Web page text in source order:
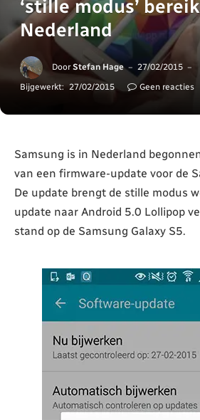
‘stille modus’
Nederland
Door Stefan Hage
27/02/2015
Bijgewerkt: 27/02/2015 Geen reacties
Samsung is in Nederland
van een firmware-update voor de
De update brengt de stille modus
update naar Android 5.0 Lollipop
stand op de Samsung Galaxy S5.